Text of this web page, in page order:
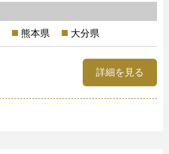
熊本県 大分県
詳細を見る